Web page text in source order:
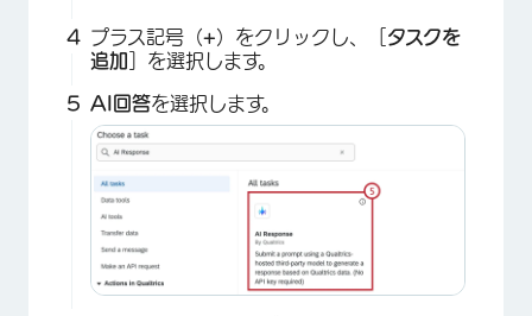
プラス記号（+）をクリックし、［ タスクを
追加
］を選択します。
AI回答を選択します。